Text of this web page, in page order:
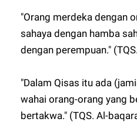
"Orang merdeka dengan
sahaya dengan hamba
dengan perempuan."
"Dalam Qisas itu ada
wahai orang-orang yang
bertakwa." (TQS. Al-